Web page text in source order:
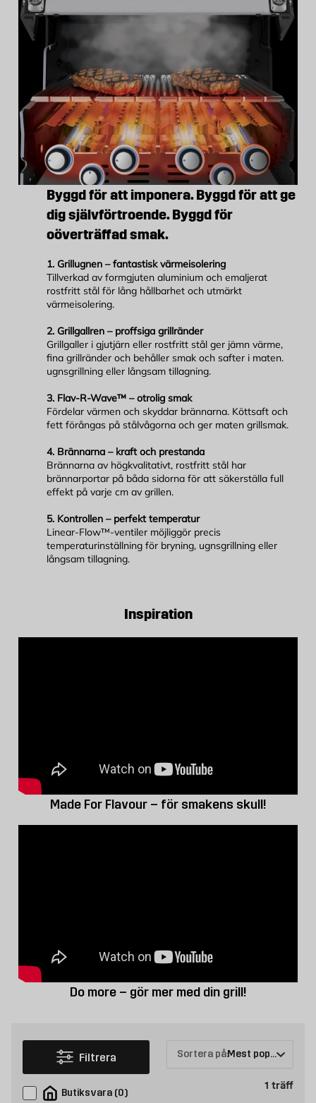
Byggd för att imponera. Byggd för att ge
dig självförtroende. Byggd för
oöverträffad smak.
1. Grillugnen – fantastisk värmeisolering
Tillverkad av formgjuten aluminium och emaljerat
rostfritt stål för lång hållbarhet och utmärkt
värmeisolering.​
2. Grillgallren – proffsiga grillränder
Grillgaller i gjutjärn eller rostfritt stål ger jämn värme,
fina grillränder och behåller smak och safter i maten.
ugnsgrillning eller långsam tillagning.​
3. Flav-R-Wave™ – otrolig smak
Fördelar värmen och skyddar brännarna. Köttsaft och
fett förångas på stålvågorna och ger maten grillsmak.​
4. Brännarna – kraft och prestanda
Brännarna av högkvalitativt, rostfritt stål har
brännarportar på båda sidorna för att säkerställa full
effekt på varje cm av grillen.​
5. Kontrollen – perfekt temperatur
Linear-Flow™-ventiler möjliggör precis
temperaturinställning för bryning, ugnsgrillning eller
långsam tillagning.
Inspiration
Made For Flavour – för smakens skull!
Do more – gör mer med din grill!
Filtrera
Butiksvara (0)
Sortera på:
1 träff